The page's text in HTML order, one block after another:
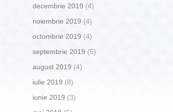
decembrie 2019 (4)
noiembrie 2019 (4)
octombrie 2019 (4)
septembrie 2019 (5)
august 2019 (4)
iulie 2019 (8)
iunie 2019 (3)